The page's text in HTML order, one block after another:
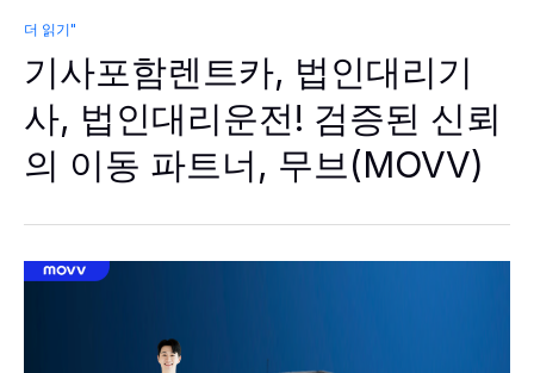
기
포
함
트
카,
법
인
기
법
인
더 읽기"
기사포함렌트카, 법인대리기
사, 법인대리운전! 검증된 신뢰
의 이동 파트너, 무브(MOVV)